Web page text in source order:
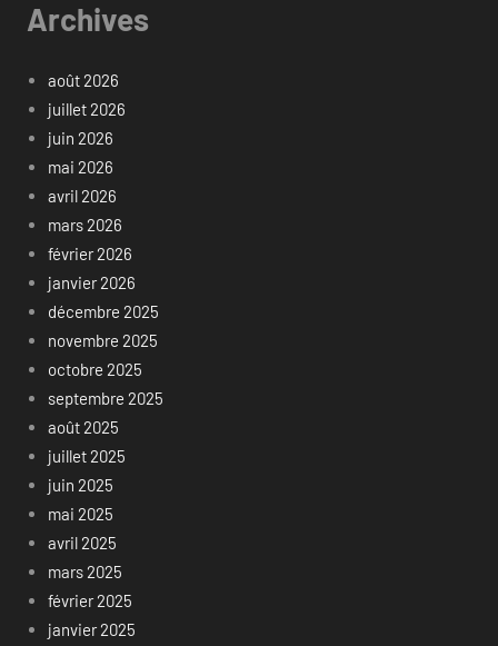
Archives
août 2026
juillet 2026
juin 2026
mai 2026
avril 2026
mars 2026
février 2026
janvier 2026
décembre 2025
novembre 2025
octobre 2025
septembre 2025
août 2025
juillet 2025
juin 2025
mai 2025
avril 2025
mars 2025
février 2025
janvier 2025